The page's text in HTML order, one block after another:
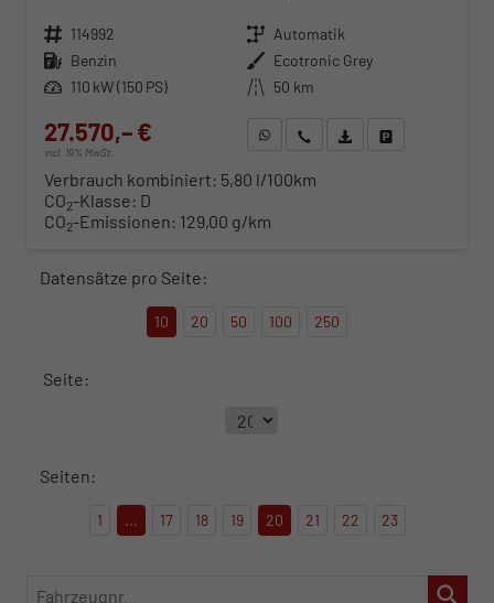
Fahrzeugnr. 114992 Getriebe Automatik
Kraftstoff Benzin Außenfarbe Ecotronic Grey
Leistung 110 kW (150 PS) Kilometerstand 50 km
27.570,– €
incl. 19% MwSt.
WhatsApp anfragen
Wir rufen Sie anFahrzeugexposé (PDF)
Verbrauch kombiniert: 5,80 l/100km
CO2-Klasse: D
CO2-Emissionen: 129,00 g/km
Datensätze pro Seite:
10 20 50 100 250
Seite:
Seiten:
1 ... 17 18 19 20 21 22 23
Fahrzeugnr.